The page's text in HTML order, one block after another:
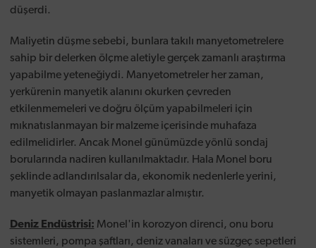
düşerdi.
Maliyetin düşme sebebi, bunlara takılı manyetometrelere
sahip bir delerken ölçme aletiyle gerçek zamanlı araştırma
yapabilme yeteneğiydi. Manyetometreler her zaman,
yerkürenin manyetik alanını okurken çevreden
etkilenmemeleri ve doğru ölçüm yapabilmeleri için
mıknatıslanmayan bir malzeme içerisinde muhafaza
edilmelidirler. Ancak Monel günümüzde yönlü sondaj
borularında nadiren kullanılmaktadır. Hala Monel boru
şeklinde adlandırılsalar da, ekonomik nedenlerle yerini,
manyetik olmayan paslanmazlar almıştır.
Deniz Endüstrisi: Monel'in korozyon direnci, onu boru
sistemleri, pompa şaftları, deniz vanaları ve süzgeç sepetleri